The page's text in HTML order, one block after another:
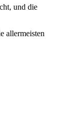
und die
allermeisten